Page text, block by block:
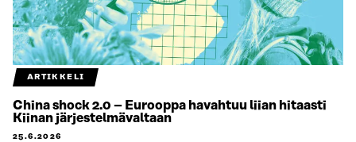
ARTIKKELI
China shock 2.0 – Eurooppa havahtuu liian hitaasti
Kiinan järjestelmävaltaan
25.6.2026